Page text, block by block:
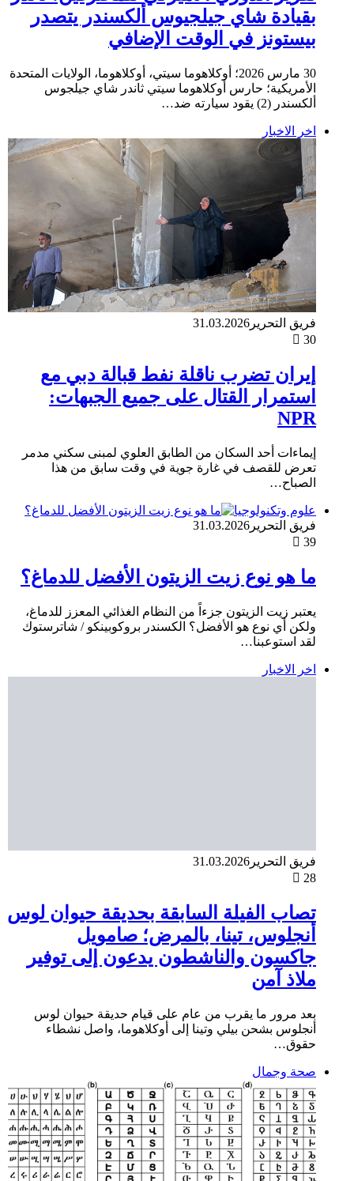
بقيادة شاي جيلجيوس ألكسندر يتصدر
بيستونز في الوقت الإضافي
30 مارس 2026؛ أوكلاهوما سيتي، أوكلاهوما، الولايات المتحدة
الأمريكية؛ حارس أوكلاهوما سيتي ثاندر شاي جيلجوس
ألكسندر (2) يقود سيارته ضد…
اخر الاخبار
فريق التحرير 31.03.2026
30
إيران تضرب ناقلة نفط قبالة دبي مع
استمرار القتال على جميع الجبهات:
NPR
إيماءات أحد السكان من الطابق العلوي لمبنى سكني مدمر
تعرض للقصف في غارة جوية في وقت سابق من هذا
الصباح…
علوم وتكنولوجيا
فريق التحرير 31.03.2026
39
ما هو نوع زيت الزيتون الأفضل للدماغ؟
يعتبر زيت الزيتون جزءاً من النظام الغذائي المعزز للدماغ،
ولكن أي نوع هو الأفضل؟ الكسندر بروكوبينكو / شاترستوك
لقد استوعبنا…
اخر الاخبار
فريق التحرير 31.03.2026
28
تصاب الفيلة السابقة بحديقة حيوان لوس
أنجلوس، تينا، بالمرض؛ صامويل
جاكسون والناشطون يدعون إلى توفير
ملاذ آمن
بعد مرور ما يقرب من عام على قيام حديقة حيوان لوس
أنجلوس بشحن بيلي وتينا إلى أوكلاهوما، واصل نشطاء
حقوق…
صحة وجمال